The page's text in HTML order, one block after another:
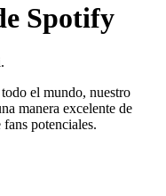
Spotify
el mundo, nuestro
manera excelente de
potenciales.